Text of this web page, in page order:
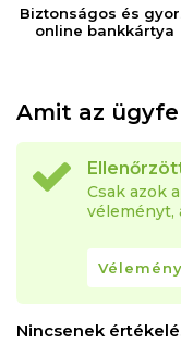
Biztonságos és
online bankkártya
Amit az
Csak azok
véleményt,
Nincsenek